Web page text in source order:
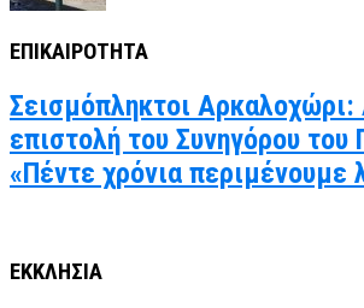
ΕΠΙΚΑΙΡΟΤΗΤΑ
Σεισμόπληκτοι Αρκαλοχώρι:
επιστολή του Συνηγόρου του
«Πέντε χρόνια περιμένουμε
ΕΚΚΛΗΣΙΑ